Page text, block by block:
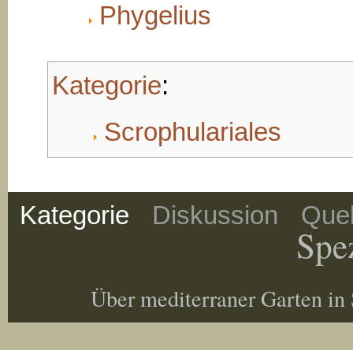
Phygelius
Kategorie:
Scrophulariales
Kategorie Diskussion
Über mediterraner Garten in